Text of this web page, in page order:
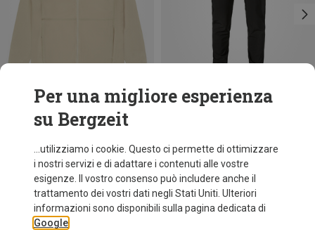
Risparmi 36%
Per una migliore esperienza
su Bergzeit
...utilizziamo i cookie. Questo ci permette di ottimizzare
i nostri servizi e di adattare i contenuti alle vostre
esigenze. Il vostro consenso può includere anche il
trattamento dei vostri dati negli Stati Uniti. Ulteriori
informazioni sono disponibili sulla pagina dedicata di
Google